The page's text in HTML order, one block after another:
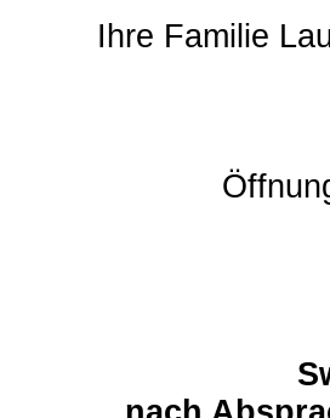
Ihre Familie